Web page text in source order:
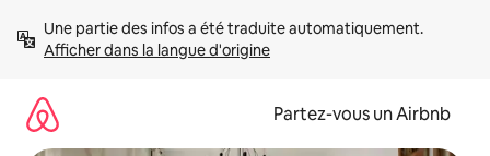
directement
Afficher dans la langue d'origine
Partez-vous un Airbnb